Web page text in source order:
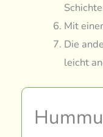
Mit
Die
leicht